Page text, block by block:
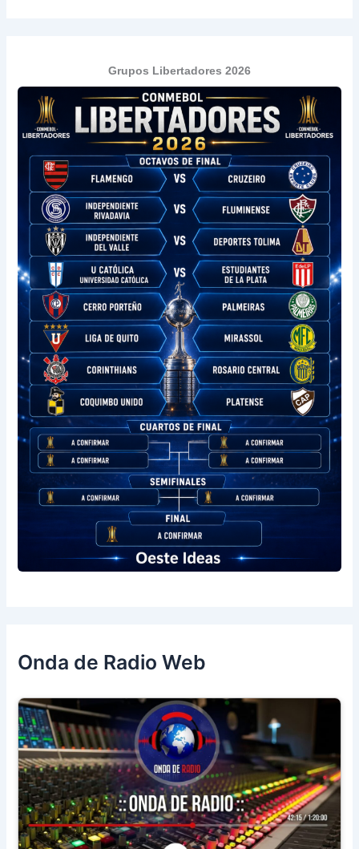
Grupos Libertadores 2026
Onda de Radio Web